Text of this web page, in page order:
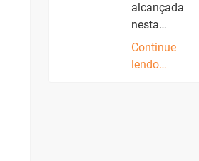
alcançada
nesta…
Continue
lendo…